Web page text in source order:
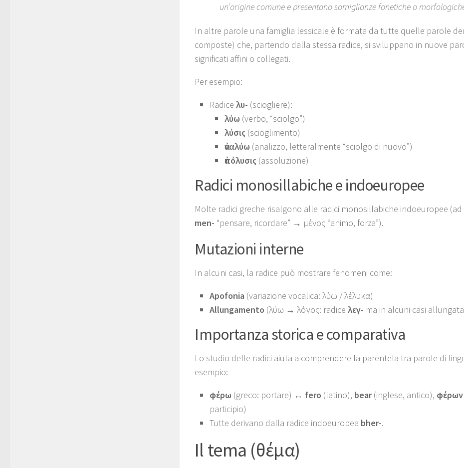
un’origine comune e presentano somiglianze fonetiche o
In altre parole una famiglia lessicale è formata da tutte quelle parole
composte) che, partendo dalla stessa radice, si sviluppano in nuove
significati affini o collegati.
Per esempio:
Radice λυ- (sciogliere):
λύω (verbo, “sciolgo”)
λύσις (scioglimento)
ἀναλύω (analizzo, letteralmente “sciolgo di nuovo”)
ἀπόλυσις (assoluzione)
Radici monosillabiche e indoeuropee
Molte radici greche risalgono alle radici monosillabiche indoeuropee (ad
men- “pensare, ricordare” → μένος “animo, forza”).
Mutazioni interne
In alcuni casi, la radice può mostrare fenomeni come:
Apofonia (variazione vocalica: λύω / λέλυκα)
Allungamento (λύω → λόγος: radice λεγ- ma in alcuni casi
Importanza storica e comparativa
Lo studio delle radici aiuta a comprendere la parentela tra parole di
esempio:
φέρω (greco: portare) ↔ fero (latino), bear(inglese, antico), φέρων
participio)
Tutte derivano dalla radice indoeuropea bher-.
Il tema (θέμα)